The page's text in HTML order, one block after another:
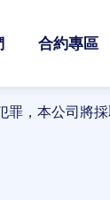
合約專區
，本公司將採